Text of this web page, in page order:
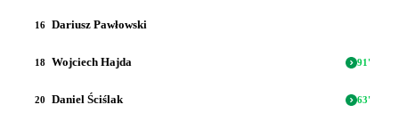
16 Dariusz Pawłowski
18 Wojciech Hajda 91 '
20 Daniel Ściślak 63'